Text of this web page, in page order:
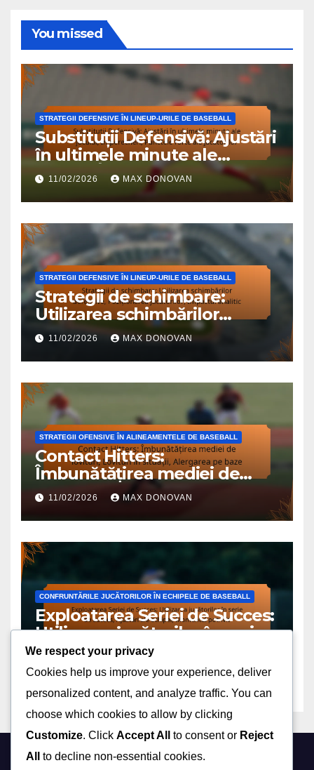
You missed
STRATEGII DEFENSIVE ÎN LINEUP-URILE DE BASEBALL
Substituții Defensivă: Ajustări
în ultimele minute ale
jocului, Împerecheri,
Punctele forte ale jucătorilor
11/02/2026 MAX DONOVAN
STRATEGII DEFENSIVE ÎN LINEUP-URILE DE BASEBALL
Strategii de schimbare:
Utilizarea schimbărilor
defensive, Poziționarea
jucătorilor, Impactul analitic
11/02/2026 MAX DONOVAN
STRATEGII OFENSIVE ÎN ALINEAMENTELE DE BASEBALL
Contact Hitters:
Îmbunătățirea mediei de
lovituri, Lovituri în situații,
Alergarea pe baze
11/02/2026 MAX DONOVAN
CONFRUNTĂRILE JUCĂTORILOR ÎN ECHIPELE DE BASEBALL
Exploatarea Seriei de Succes:
Utilizarea jucătorilor în serie
de succes, Ajustări ale
echipei, Momentul potrivit
10/02/2026 MAX DONOVAN
We respect your privacy
Cookies help us improve your experience, deliver
personalized content, and analyze traffic. You can
choose which cookies to allow by clicking
Customize. Click Accept All to consent or Reject
All
to decline non-essential cookies.